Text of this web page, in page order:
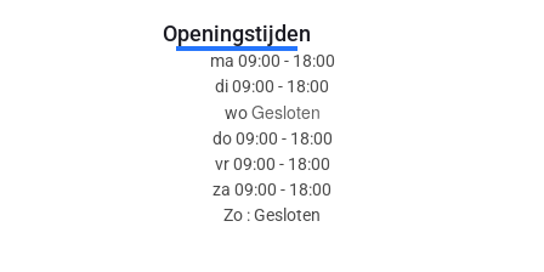
Openingstijden
ma 09:00 - 18:00
di 09:00 - 18:00
woGesloten
do 09:00 - 18:00
vr 09:00 - 18:00
za 09:00 - 18:00
Zo : Gesloten